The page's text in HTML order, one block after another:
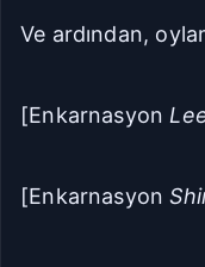
Ve ardından,
[Enkarnasyon
[Enkarnasyon